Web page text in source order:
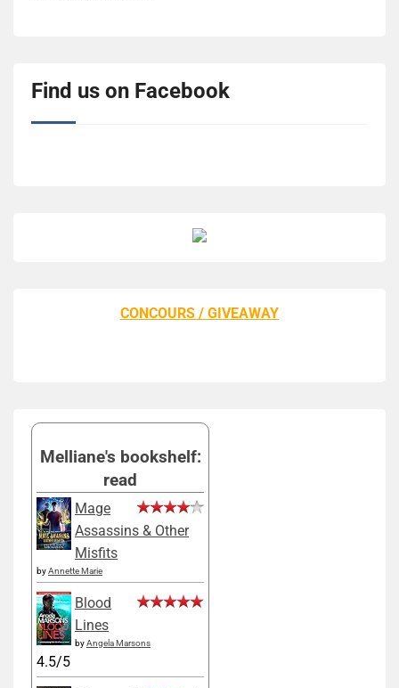
Find us on Facebook
CONCOURS / GIVEAWAY
Melliane's bookshelf:
read
Mage
Assassins & Other
Misfits
byAnnette Marie
Blood
Lines
byAngela Marsons
4.5/5